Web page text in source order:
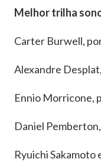
Melhor trilha
Carter Burwell,
Alexandre
Ennio Morricone,
Daniel
Ryuichi Sakamoto